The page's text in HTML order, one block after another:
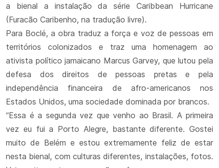
a bienal a instalação da série Caribbean Hurricane
(Furacão Caribenho, na tradução livre).
Para Boclé, a obra traduz a força e voz de pessoas em
territórios colonizados e traz uma homenagem ao
ativista político jamaicano Marcus Garvey, que lutou pela
defesa dos direitos de pessoas pretas e pela
independência financeira de afro-americanos nos
Estados Unidos, uma sociedade dominada por brancos.
“Essa é a segunda vez que venho ao Brasil. A primeira
vez eu fui a Porto Alegre, bastante diferente. Gostei
muito de Belém e estou extremamente feliz de estar
nesta bienal, com culturas diferentes, instalações, fotos.